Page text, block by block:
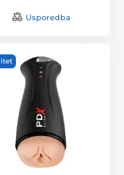
Usporedba